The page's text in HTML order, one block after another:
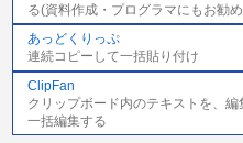
る(資料作成・プログラマにもお勧
あっどくりっぷ
連続コピーして一括貼り付け
ClipFan
クリップボード内のテキストを、
一括編集する